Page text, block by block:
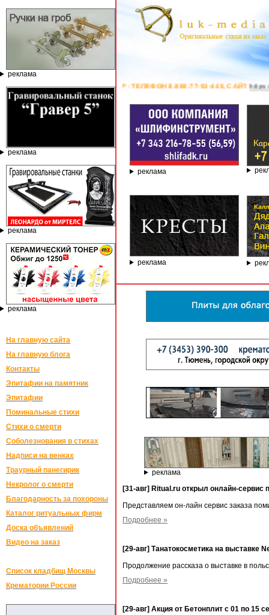
реклама
реклама
реклама
реклама
На главную сайта
На главную блога
Контакты
Эпитафии на памятник
Эпитафии
Поминальные стихи
Стихи о смерти
Соболезнования в стихах
Надписи на венках
Траурный панегирик
Некролог о смерти
Благодарность за похороны
Каталог ритуальных фирм
Доска объявлений
Видео на заказ
Список кладбищ Москвы
Крематории России
КОМПАНИИ ГРАВЁР - ТЕЛЕФОН 8.800.77-53-440, САЙТhttps://stanok-
реклама
реклама
реклама
[31-авг] Ritual.ru открыл онлайн-сервис
Представляем он-лайн сервис заказа
Подробнее »
[29-авг] Танатокосметика на выставке
Продолжение рассказа о выставке в
Подробнее »
[29-авг] Акция от Бетонплит с 01 по 15